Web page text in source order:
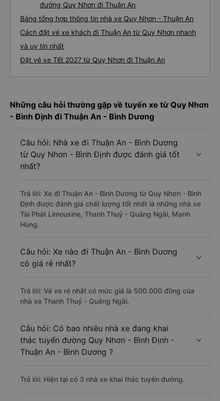
đường Quy Nhơn đi Thuận An
Bảng tổng hợp thông tin nhà xe Quy Nhơn - Thuận An
Cách đặt vé xe khách đi Thuận An từ Quy Nhơn nhanh
và uy tín nhất
Đặt vé xe Tết 2027 từ Quy Nhơn đi Thuận An
Những câu hỏi thường gặp về tuyến xe từ Quy Nhơn
- Bình Định đi Thuận An - Bình Dương
Câu hỏi: Nhà xe đi Thuận An - Bình Dương
từ Quy Nhơn - Bình Định được đánh giá tốt
nhất?
Trả lời: Xe đi Thuận An - Bình Dương từ Quy Nhơn - Bình
Định được đánh giá chất lượng tốt nhất là những nhà xe
Tài Phát Limousine, Thanh Thuỷ - Quảng Ngãi, Mạnh
Hùng.
Câu hỏi: Xe nào đi Thuận An - Bình Dương
có giá rẻ nhất?
Trả lời: Vé xe rẻ nhất có mức giá là 500.000 đồng của
nhà xe Thanh Thuỷ - Quảng Ngãi.
Câu hỏi: Có bao nhiêu nhà xe đang khai
thác tuyến đường Quy Nhơn - Bình Định -
Thuận An - Bình Dương ?
Trả lời: Hiện tại có 3 nhà xe khai thác tuyến đường.